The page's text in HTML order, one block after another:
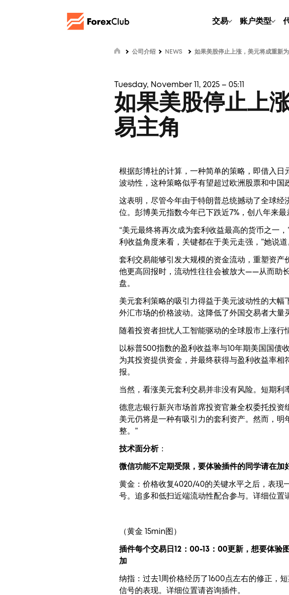
交易 账户类型
公司介绍 NEWS 如果美股停止上涨，美元将成重新
Tuesday, November 11, 2025 – 05:11
如果美股停止上
易主角
根据彭博社的计算，一种简单的策略，即借入
波动性，这种策略似乎有望超过欧洲股票和中国
这表明，尽管今年由于特朗普总统撼动了全球
位。彭博美元指数今年已下跌近7%，创八年来
“美元最终将再次成为套利收益最高的货币之一
利收益角度来看，关键都在于美元走强，”她说道
套利交易能够引发大规模的资金流动，重塑资
他更高回报时，流动性往往会被放大——从而助
盘。
美元套利策略的吸引力得益于美元波动性的大
外汇市场的价格波动。这降低了外国交易者大量
随着投资者担忧人工智能驱动的全球股市上涨行
以标普500指数的盈利收益率与10年期美国国债
为其投资提供资金，并最终获得与盈利收益率
报。
当然，看涨美元套利交易并非没有风险。短期利
德意志银行新兴市场首席投资官兼全权委托投资
美元仍将是一种有吸引力的套利资产。然而，
整。”
技术面分析：
微信功能不定期受限，要体验插件的同学请在加
黄金：价格收复4020/40的关键水平之后，表现
号。追多和低扫近端流动性配合参与。详细位置
（黄金 15min图）
插件每个交易日12：00-13：00更新， 想要体验
加
纳指：过去1周价格经历了1600点左右的修正，
信号的表现。详细位置请咨询插件。